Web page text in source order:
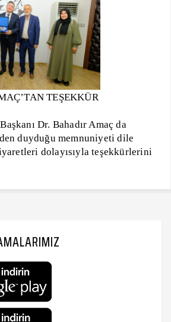
TEŞEKKÜR
Dr. Bahadır Amaç da
duyduğu memnuniyeti dile
dolayısıyla teşekkürlerini